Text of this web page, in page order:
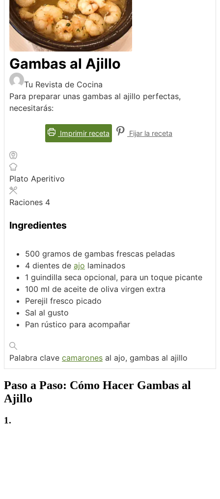
Gambas al Ajillo
Tu Revista de Cocina
Para preparar unas gambas al ajillo perfectas,
necesitarás:
Imprimir receta Fijar la receta
Plato Aperitivo
Raciones 4
Ingredientes
500 gramos de gambas frescas peladas
4 dientes de ajo laminados
1 guindilla seca opcional, para un toque picante
100 ml de aceite de oliva virgen extra
Perejil fresco picado
Sal al gusto
Pan rústico para acompañar
Palabra clave camarones al ajo, gambas al ajillo
Paso a Paso: Cómo Hacer Gambas al
Ajillo
1.